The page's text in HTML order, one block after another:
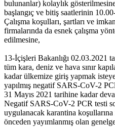
bulunanlar) kolaylık
başlangıç ve bitiş saatlerinin
Çalışma koşulları, şartları ve
firmalarında da esnek çalışma
edilmesine,
13-İçişleri Bakanlığı 02.03.2021
tüm kara, deniz ve hava sınır
kadar ülkemize giriş yapmak
yapılmış negatif SARS-CoV-2
31 Mayıs 2021 tarihine kadar
Negatif SARS-CoV-2 PCR testi
uygulanacak karantina
önceden yayımlanmış olan